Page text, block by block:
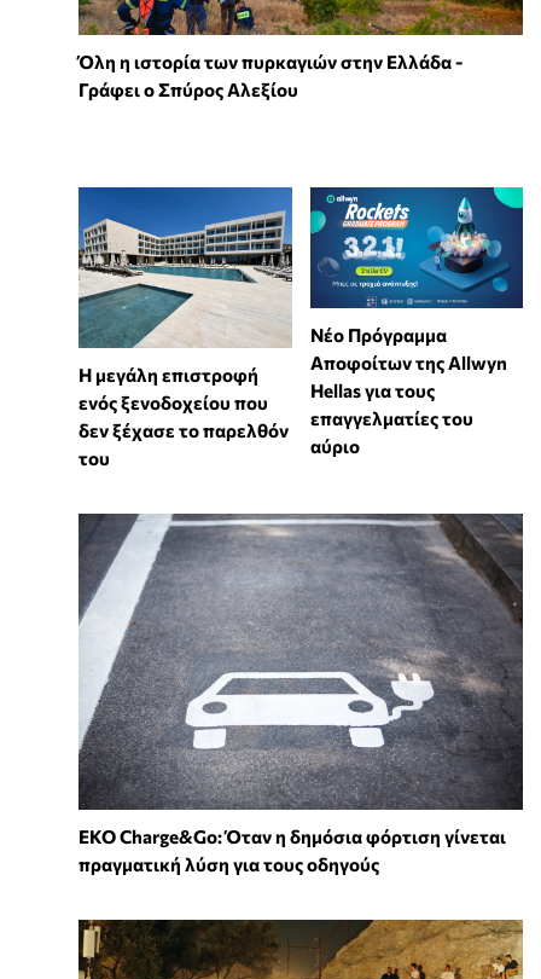
Όλη η ιστορία των πυρκαγιών στην Ελλάδα -
Γράφει ο Σπύρος Αλεξίου
Η μεγάλη επιστροφή
ενός ξενοδοχείου που
δεν ξέχασε το παρελθόν
του
Νέο Πρόγραμμα
Αποφοίτων της Allwyn
Hellas για τους
επαγγελματίες του
αύριο
EKO Charge&Go: Όταν η δημόσια φόρτιση γίνεται
πραγματική λύση για τους οδηγούς